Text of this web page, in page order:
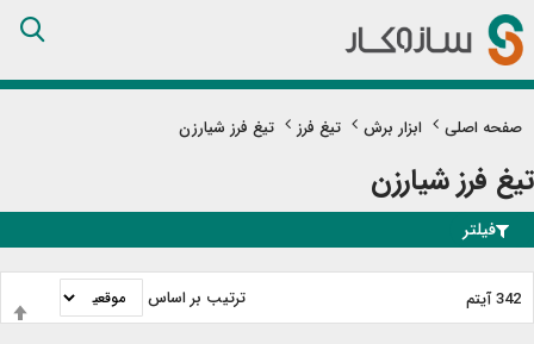
Skip
to
Content
صفحه اصلی ابزار برش تیغ فرز تیغ فرز شیارزن
تیغ فرز شیارزن
342آیتم ترتیب بر اساس
فیلتر